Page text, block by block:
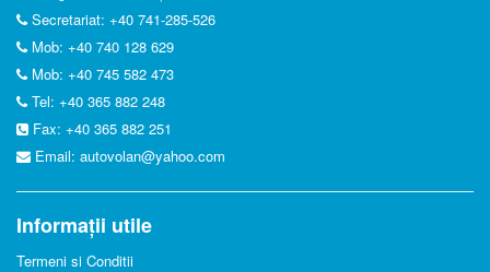
Secretariat: +40 741-285-526
Mob: +40 740 128 629
Mob: +40 745 582 473
Tel: +40 365 882 248
Fax: +40 365 882 251
Email: autovolan@yahoo.com
Informații utile
Termeni si Conditii